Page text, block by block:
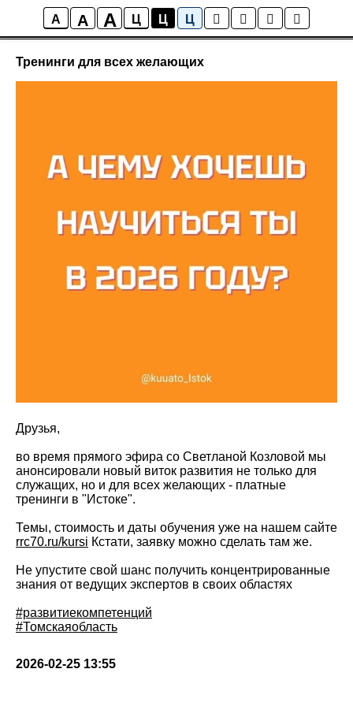
A A A Ц Ц Ц
Новости ИСТОКА
Тренинги для всех желающих
Друзья,
во время прямого эфира со Светланой Козловой мы
анонсировали новый виток развития не только для
служащих, но и для всех желающих - платные
тренинги в "Истоке".
Темы, стоимость и даты обучения уже на нашем сайте
rrc70.ru/kursi Кстати, заявку можно сделать там же.
Не упустите свой шанс получить концентрированные
знания от ведущих экспертов в своих областях
#развитиекомпетенций
#Томскаяобласть
2026-02-25 13:55